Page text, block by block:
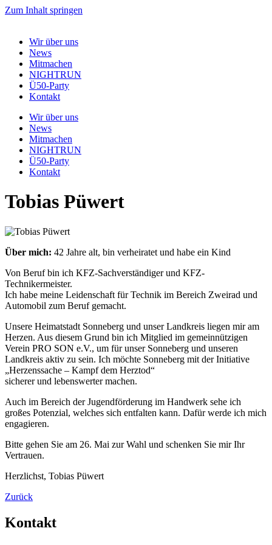
Zum Inhalt springen
Wir über uns
News
Mitmachen
NIGHTRUN
Ü50-Party
Kontakt
Wir über uns
News
Mitmachen
NIGHTRUN
Ü50-Party
Kontakt
Tobias Püwert
Über mich: 42 Jahre alt, bin verheiratet und habe ein Kind
Von Beruf bin ich KFZ-Sachverständiger und KFZ-
Technikermeister.
Ich habe meine Leidenschaft für Technik im Bereich Zweirad und
Automobil zum Beruf gemacht.
Unsere Heimatstadt Sonneberg und unser Landkreis liegen mir am
Herzen. Aus diesem Grund bin ich Mitglied im gemeinnützigen
Verein PRO SON e.V., um für unser Sonneberg und unseren
Landkreis aktiv zu sein. Ich möchte Sonneberg mit der Initiative
„Herzenssache – Kampf dem Herztod“
sicherer und lebenswerter machen.
Auch im Bereich der Jugendförderung im Handwerk sehe ich
großes Potenzial, welches sich entfalten kann. Dafür werde ich mich
engagieren.
Bitte gehen Sie am 26. Mai zur Wahl und schenken Sie mir Ihr
Vertrauen.
Herzlichst, Tobias Püwert
Zurück
Kontakt